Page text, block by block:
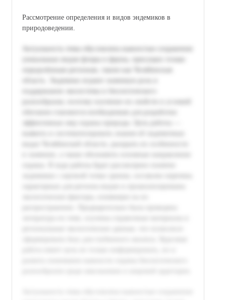
Рассмотрение определения и видов эндемиков в
природоведении.